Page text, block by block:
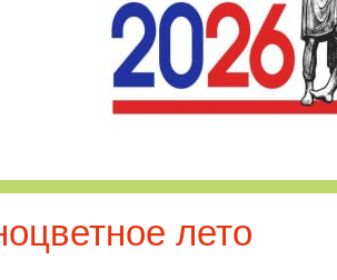
лето